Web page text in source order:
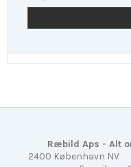
Ræbild Aps - Alt
2400 København NV